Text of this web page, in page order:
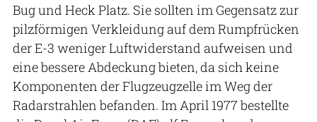
Bug und Heck Platz. Sie sollten im Gegensatz zur
pilzförmigen Verkleidung auf dem Rumpfrücken
der E-3 weniger Luftwiderstand aufweisen und
eine bessere Abdeckung bieten, da sich keine
Komponenten der Flugzeugzelle im Weg der
Radarstrahlen befanden. Im April 1977 bestellte